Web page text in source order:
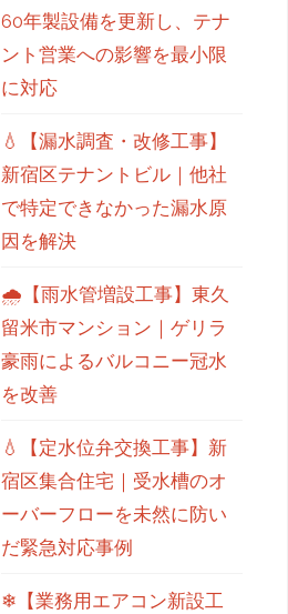
60年製設備を更新し、テナ
ント営業への影響を最小限
に対応
💧【漏水調査・改修工事】
新宿区テナントビル｜他社
で特定できなかった漏水原
因を解決
🌧【雨水管増設工事】東久
留米市マンション｜ゲリラ
豪雨によるバルコニー冠水
を改善
💧【定水位弁交換工事】新
宿区集合住宅｜受水槽のオ
ーバーフローを未然に防い
だ緊急対応事例
❄【業務用エアコン新設工